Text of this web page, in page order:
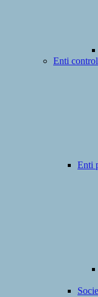
Enti
Enti